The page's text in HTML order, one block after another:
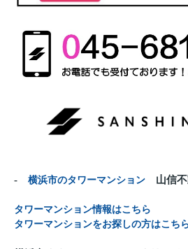
- 横浜市のタワーマンション 山信
タワーマンション情報はこちら
タワーマンションをお探しの方はこち